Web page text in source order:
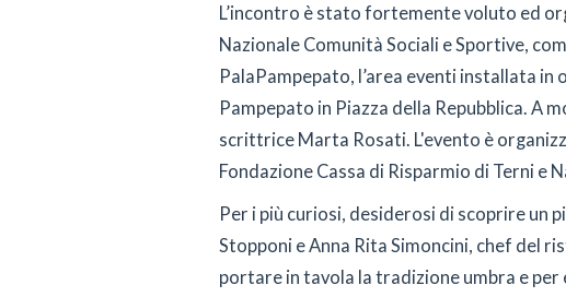
L’incontro è stato fortemente voluto ed
Nazionale Comunità Sociali e Sportive,
PalaPampepato, l’area eventi installata
Pampepato in Piazza della Repubblica. A
scrittrice Marta Rosati. L'evento è
Fondazione Cassa di Risparmio di Terni e
Per i più curiosi, desiderosi di scoprire
Stopponi e Anna Rita Simoncini, chef del
portare in tavola la tradizione umbra e